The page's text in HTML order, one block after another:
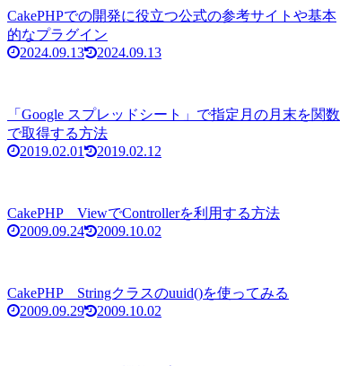
CakePHPでの開発に役立つ公式の参考サイトや基本
的なプラグイン
2024.09.13
2024.09.13
「Google スプレッドシート」で指定月の月末を関数
で取得する方法
2019.02.01
2019.02.12
CakePHP ViewでControllerを利用する方法
2009.09.24
2009.10.02
CakePHP Stringクラスのuuid()を使ってみる
2009.09.29
2009.10.02